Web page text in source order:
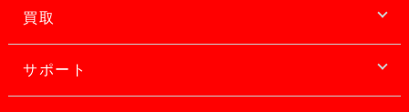
買取
サポート